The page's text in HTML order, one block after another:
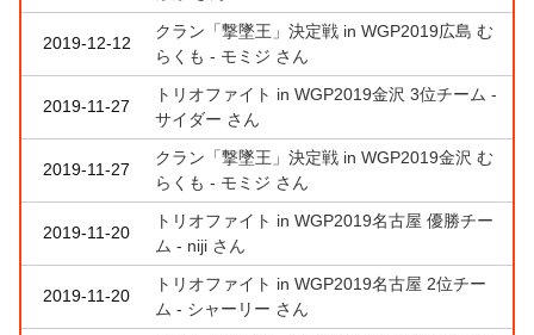
2019-12-12
クラン「撃墜王」決定戦 in WGP2019広島 む
らくも - モミジ さん
2019-11-27
トリオファイト in WGP2019金沢 3位チーム -
サイダー さん
2019-11-27
クラン「撃墜王」決定戦 in WGP2019金沢 む
らくも - モミジ さん
2019-11-20
トリオファイト in WGP2019名古屋 優勝チー
ム - niji さん
2019-11-20
トリオファイト in WGP2019名古屋 2位チー
ム - シャーリー さん